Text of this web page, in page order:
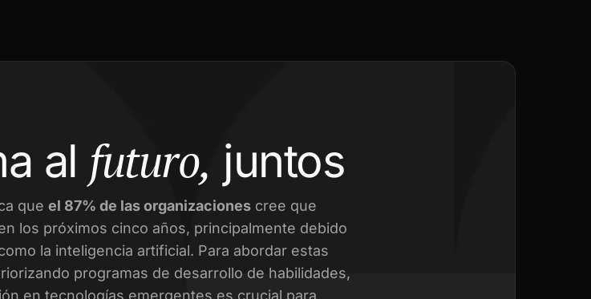
al futuro, juntos
que el 87% de las organizaciones cree que
los próximos cinco años, principalmente debido
la inteligencia artificial. Para abordar estas
programas de desarrollo de habilidades,
en tecnologías emergentes es crucial para